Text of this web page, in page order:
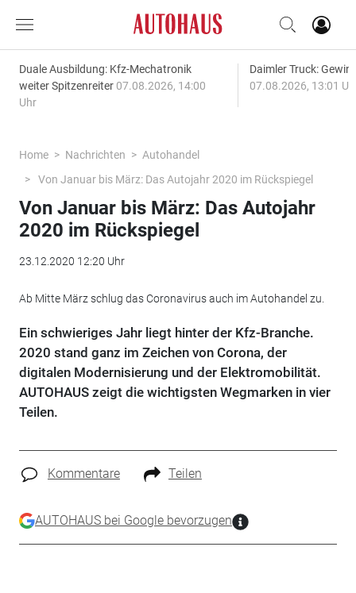
Duale Ausbildung: Kfz-Mechatronik
weiter Spitzenreiter 07.08.2026, 14:00
Uhr
Daimler Truck:
07.08.2026, 13:01
Home Nachrichten
Autohandel
Von Januar bis März: Das Autojahr 2020 im Rückspiegel
Von Januar bis März: Das Autojahr
2020 im Rückspiegel
23.12.2020 12:20 Uhr
Ab Mitte März schlug das Coronavirus auch im Autohandel zu.
Ein schwieriges Jahr liegt hinter der Kfz-Branche.
2020 stand ganz im Zeichen von Corona, der
digitalen Modernisierung und der Elektromobilität.
AUTOHAUS zeigt die wichtigsten Wegmarken in vier
Teilen.
Kommentare Teilen
AUTOHAUS bei Google bevorzugen